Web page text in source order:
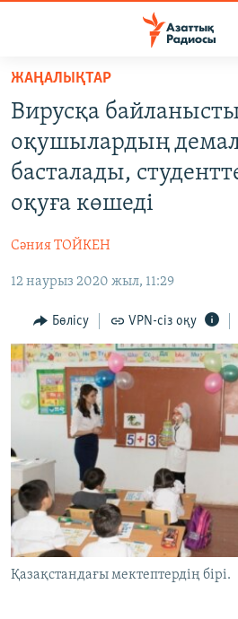
Skip
main
content
Skip
main
Skip
to
ЖАҢАЛЫҚТАР
САЯСАТ
AZATTYQTV
ӘЛЕМ
АРНАЙЫ ЖОБАЛАР
Русский
ЖАЗЫЛЫҢЫЗ
Басқа тілдерде
ЖАҢАЛЫҚТАР
Вирусқа
оқушылардың
басталады,
оқуға көшеді
Сәния ТОЙКЕН
12 наурыз 2020 жыл, 11:29
Бөлісу VPN-сіз оқу
Қазақстандағы мектептердің бірі.